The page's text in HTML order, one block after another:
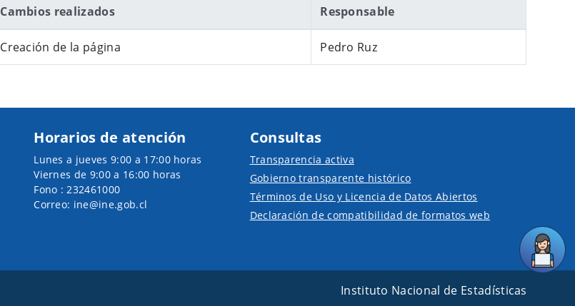
Cambios realizados Responsable
Creación de la página Pedro Ruz
Horarios de atención
Lunes a jueves 9:00 a 17:00 horas
Viernes de 9:00 a 16:00 horas
Fono : 232461000
Correo: ine@ine.gob.cl
Consultas
Transparencia activa
Gobierno transparente histórico
Términos de Uso y Licencia de Datos Abiertos
Declaración de compatibilidad de formatos web
Instituto Nacional de Estadísticas